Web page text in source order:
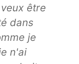
être
dans
je
n'ai